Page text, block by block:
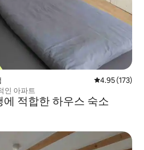
평점 4.95점(5
4.95 (173)
인 아파트
에 적합한 하우스 숙소